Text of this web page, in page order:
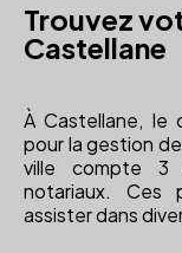
Trouvez
Castellane
À Castellane, le
pour la gestion
ville compte 3
notariaux. Ces
assister dans